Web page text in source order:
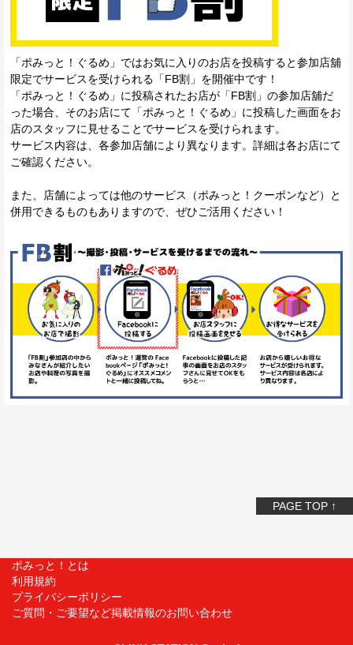
「ポみっと！ぐるめ」ではお気に入りのお店を投稿すると参加店舖
限定でサービスを受けられる「FB割」を開催中です！
「ポみっと！ぐるめ」に投稿されたお店が「FB割」の参加店舖だ
った場合、そのお店にて「ポみっと！ぐるめ」に投稿した画面をお
店のスタッフに見せることでサービスを受けられます。
サービス内容は、各参加店舗により異なります。詳細は各お店にて
ご確認ください。
また、店舗によっては他のサービス（ポみっと！クーポンなど）と
併用できるものもありますので、ぜひご活用ください！
PAGE TOP ↑
ポみっと！とは
利用規約
プライバシーポリシー
ご質問・ご要望など掲載情報のお問い合わせ